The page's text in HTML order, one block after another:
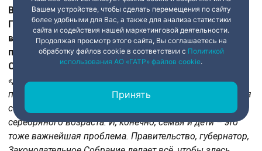
ВАСИЛИЙ ВОЛОБУЕВ, председатель Совета Санкт-
Петербургской общественной организации
ветеранов войны, труда, вооруженных сил и
правоохранительных органов, почетный гражданин
Санкт-Петербурга:
«Для нас, старшего поколения, очень важно то, что в
приоритете и у губернатора, и у правительства находятся
социальные проблемы старшего поколения,
серебряного возраста. И, конечно, семья и дети – это
тоже важнейшая проблема. Правительство, губернатор,
Вашем устройстве, чтобы сделать перемещения по сайту
более удобными для Вас, а также для анализа статистики
сайта и содействия нашей маркетинговой деятельности.
Продолжая просмотр этого сайта, Вы соглашаетесь на
обработку файлов cookie в соответствии с Политикой
использования АО «ГАТР» файлов cookie.
Принять